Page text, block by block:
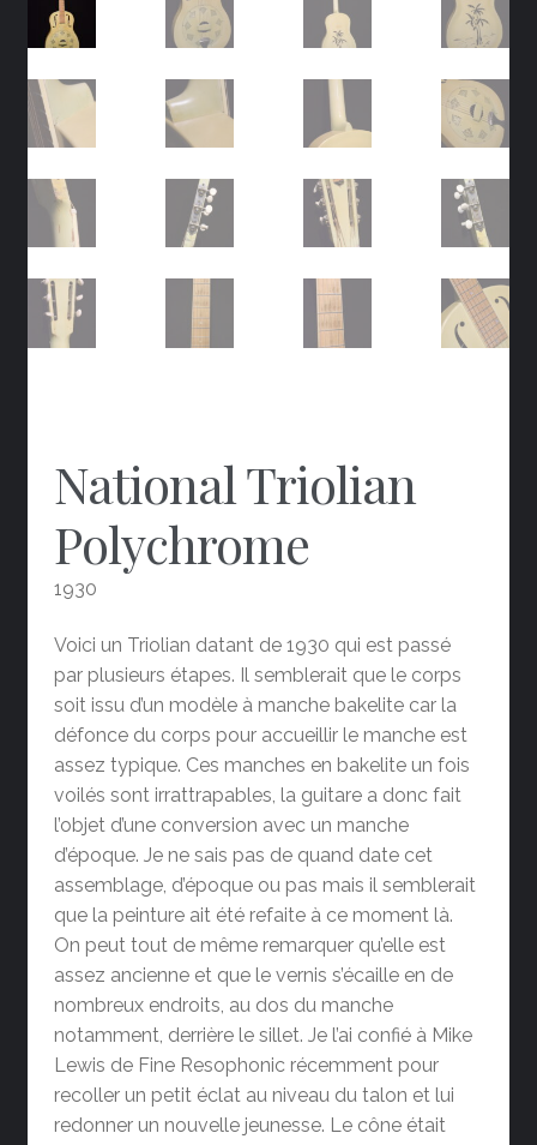
National Triolian
Polychrome
1930
Voici un Triolian datant de 1930 qui est passé
par plusieurs étapes. Il semblerait que le corps
soit issu d’un modèle à manche bakelite car la
défonce du corps pour accueillir le manche est
assez typique. Ces manches en bakelite un fois
voilés sont irrattrapables, la guitare a donc fait
l’objet d’une conversion avec un manche
d’époque. Je ne sais pas de quand date cet
assemblage, d’époque ou pas mais il semblerait
que la peinture ait été refaite à ce moment là.
On peut tout de même remarquer qu’elle est
assez ancienne et que le vernis s’écaille en de
nombreux endroits, au dos du manche
notamment, derrière le sillet. Je l’ai confié à Mike
Lewis de Fine Resophonic récemment pour
recoller un petit éclat au niveau du talon et lui
redonner un nouvelle jeunesse. Le cône était